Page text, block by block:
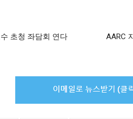
초청 좌담회 연다
AARC